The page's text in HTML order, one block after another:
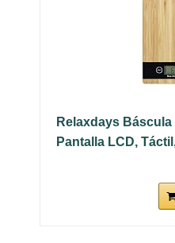
Relaxdays
Pantalla LCD,